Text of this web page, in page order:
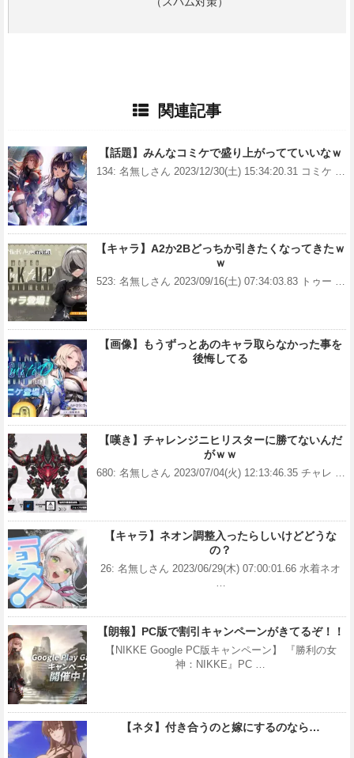
関連記事
【話題】みんなコミケで盛り上がってていいなｗ
134: 名無しさん 2023/12/30(土) 15:34:20.31 コミケ …
【キャラ】A2か2Bどっちか引きたくなってきたｗ
ｗ
523: 名無しさん 2023/09/16(土) 07:34:03.83 トゥー …
【画像】もうずっとあのキャラ取らなかった事を
後悔してる
【嘆き】チャレンジニヒリスターに勝てないんだ
がｗｗ
680: 名無しさん 2023/07/04(火) 12:13:46.35 チャレ …
【キャラ】ネオン調整入ったらしいけどどうな
の？
26: 名無しさん 2023/06/29(木) 07:00:01.66 水着ネオ
【朗報】PC版で割引キャンペーンがきてるぞ！！
【NIKKE Google PC版キャンペーン】 『勝利の女
神：NIKKE』PC …
【ネタ】付き合うのと嫁にするのなら…